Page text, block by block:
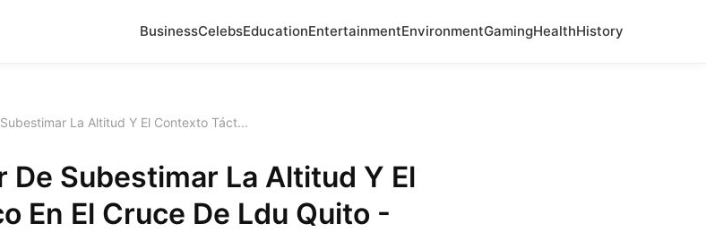
BusinessCelebsEducationEntertainmentEnvironmentGamingHealthHistory
La Altitud Y El Contexto Táct...
De Subestimar La Altitud Y El
En El Cruce De Ldu Quito -